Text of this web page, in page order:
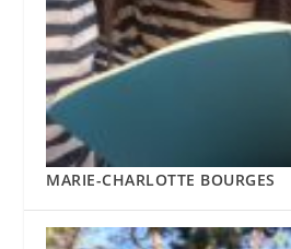
MARIE-CHARLOTTE BOURGES